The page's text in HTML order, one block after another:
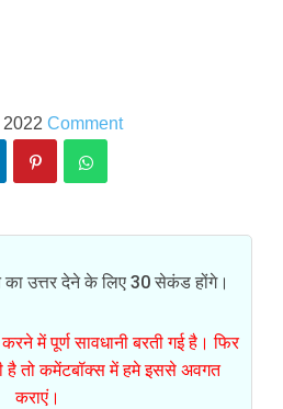
2022 Comment
उत्तर देने के लिए 30 सेकंड होंगे।
में पूर्ण सावधानी बरती गई है। फिर
है तो कमेंटबॉक्स में हमे इससे अवगत
कराएं।